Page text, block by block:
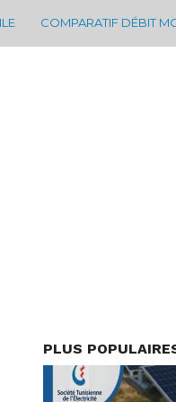
COMPARATIF DÉBIT
PLUS